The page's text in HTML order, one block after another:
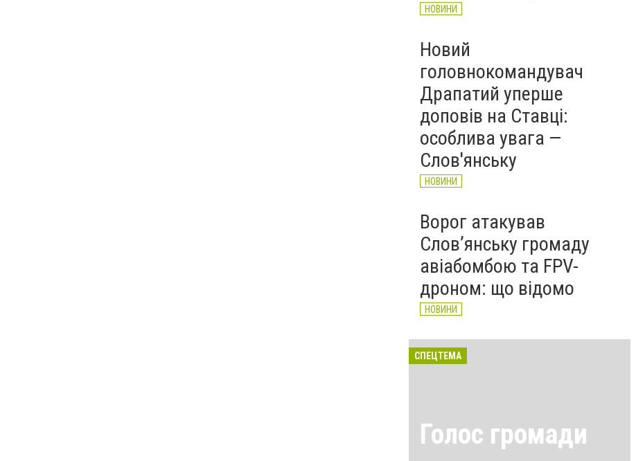
НОВИНИ
Новий
головнокомандувач
Драпатий уперше
доповів на Ставці:
особлива увага —
Слов'янську
НОВИНИ
Ворог атакував
Слов’янську громаду
авіабомбою та FPV-
дроном: що відомо
НОВИНИ
СПЕЦТЕМА
Голос громади